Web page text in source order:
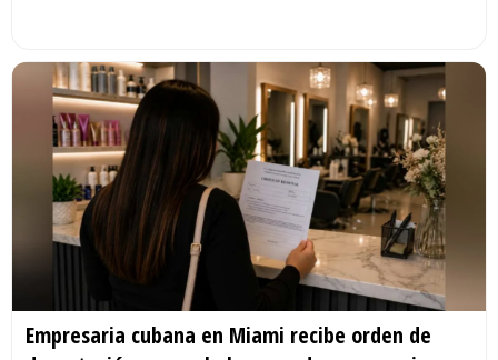
Empresaria cubana en Miami recibe orden de